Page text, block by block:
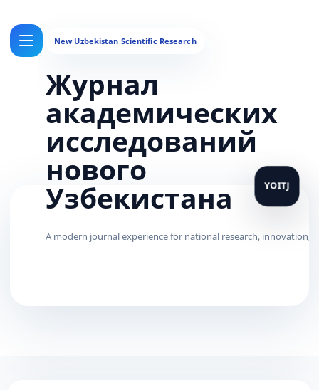
Журнал
академических
исследований
нового
Узбекистана